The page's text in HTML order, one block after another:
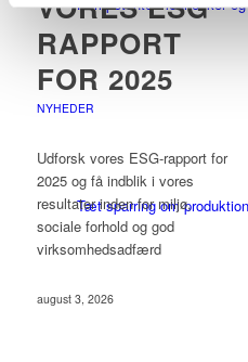
Tæt sparring om
RAPPORT
FOR 2025
NYHEDER
Udforsk vores ESG-rapport for
2025 og få indblik i vores
resultater inden for miljø,
sociale forhold og god
virksomhedsadfærd
august 3, 2026